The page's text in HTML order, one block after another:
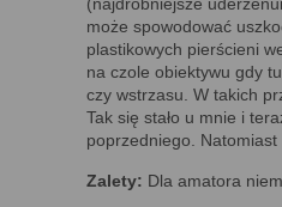
może spowodować
plastikowych pierścieni
na czole obiektywu gdy
czy wstrzasu. W takich
Tak się stało u mnie i
poprzedniego. Natomiast
Zalety: Dla amatora